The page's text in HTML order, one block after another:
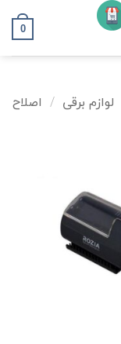
0
لوازم برقی / اصلاح